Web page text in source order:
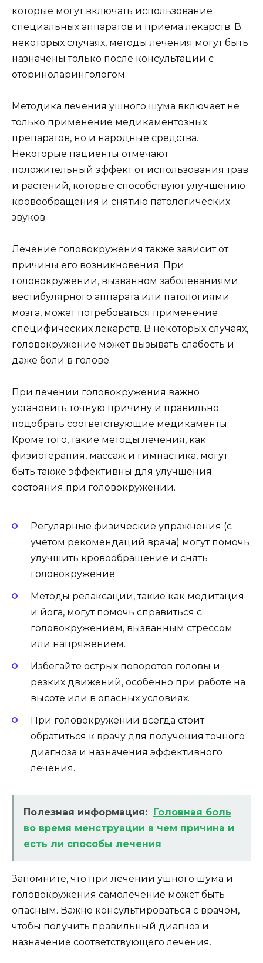
которые могут включать использование
специальных аппаратов и приема лекарств. В
некоторых случаях, методы лечения могут быть
назначены только после консультации с
оториноларингологом.
Методика лечения ушного шума включает не
только применение медикаментозных
препаратов, но и народные средства.
Некоторые пациенты отмечают
положительный эффект от использования трав
и растений, которые способствуют улучшению
кровообращения и снятию патологических
звуков.
Лечение головокружения также зависит от
причины его возникновения. При
головокружении, вызванном заболеваниями
вестибулярного аппарата или патологиями
мозга, может потребоваться применение
специфических лекарств. В некоторых случаях,
головокружение может вызывать слабость и
даже боли в голове.
При лечении головокружения важно
установить точную причину и правильно
подобрать соответствующие медикаменты.
Кроме того, такие методы лечения, как
физиотерапия, массаж и гимнастика, могут
быть также эффективны для улучшения
состояния при головокружении.
Регулярные физические упражнения (с
учетом рекомендаций врача) могут помочь
улучшить кровообращение и снять
головокружение.
Методы релаксации, такие как медитация
и йога, могут помочь справиться с
головокружением, вызванным стрессом
или напряжением.
Избегайте острых поворотов головы и
резких движений, особенно при работе на
высоте или в опасных условиях.
При головокружении всегда стоит
обратиться к врачу для получения точного
диагноза и назначения эффективного
лечения.
Полезная информация: Головная боль
во время менструации в чем причина и
есть ли способы лечения
Запомните, что при лечении ушного шума и
головокружения самолечение может быть
опасным. Важно консультироваться с врачом,
чтобы получить правильный диагноз и
назначение соответствующего лечения.